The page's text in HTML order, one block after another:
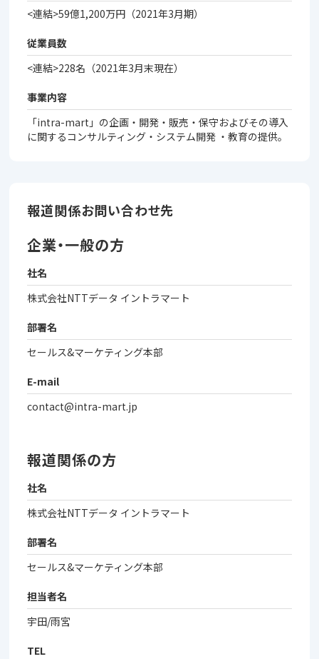
<連結>59億1,200万円（2021年3月期）
従業員数
<連結>228名（2021年3月末現在）
事業内容
「intra-mart」の企画・開発・販売・保守およびその導入
に関するコンサルティング・システム開発 ・教育の提供。
報道関係お問い合わせ先
企業・一般の方
社名
株式会社NTTデータ イントラマート
部署名
セールス&マーケティング本部
E-mail
contact@intra-mart.jp
報道関係の方
社名
株式会社NTTデータ イントラマート
部署名
セールス&マーケティング本部
担当者名
宇田/雨宮
TEL